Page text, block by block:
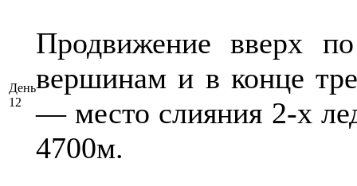
День
12
Продвижение вверх
вершинам и в конце
— место слияния 2-х
4700м.